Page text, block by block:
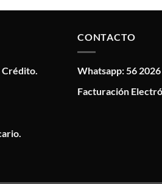
CONTACTO
Whatsapp: 56
Facturación